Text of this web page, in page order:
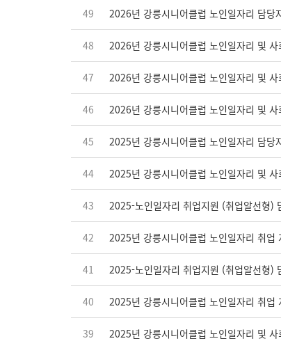
49 2026년 강릉시니어클럽 노인일자리 담당
48 2026년 강릉시니어클럽 노인일자리 및
47 2026년 강릉시니어클럽 노인일자리 및
46 2026년 강릉시니어클럽 노인일자리 및
45 2025년 강릉시니어클럽 노인일자리 담당
44 2025년 강릉시니어클럽 노인일자리 및
43 2025-노인일자리 취업지원 (취업알선형)
42 2025년 강릉시니어클럽 노인일자리 취
41 2025-노인일자리 취업지원 (취업알선형)
40 2025년 강릉시니어클럽 노인일자리 취업
39 2025년 강릉시니어클럽 노인일자리 및